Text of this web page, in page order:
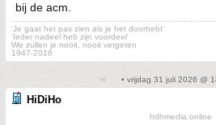
bij de acm.
'Je gaat het pas zien als je het doorhebt'
'Ieder nadeel heb zijn voordeel'
We zullen je nooit, nooit vergeten
1947-2016
• vrijdag 31 juli 2026 @
HiDiHo
hdhmedia.online